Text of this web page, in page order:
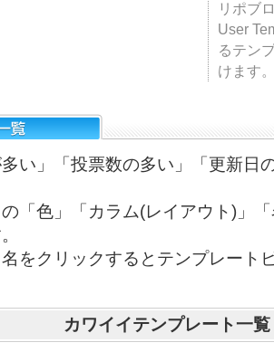
リポブ
User
るテン
けます
多い」「投票数の多い」「更新日
の「色」「カラム(レイアウト)」
名をクリックするとテンプレート
カワイイテンプレート一覧